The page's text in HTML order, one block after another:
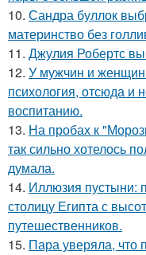
10. Сандра буллок
материнство без
11. Джулия Робертс
12. У мужчин и женщин
психология, отсюда и
воспитанию.
13. На пробах к
так сильно хотелось
думала.
14. Иллюзия пустыни:
столицу Египта с
путешественников.
15. Пара уверяла, что